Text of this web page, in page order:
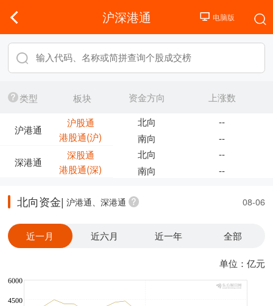
沪深港通
类型 板块
沪港通
沪股通
港股通(沪)
深港通
深股通
港股通(深)
资金方向
上涨数
北向
--
南向
--
北向
--
南向
--
北向资金| 沪港通、深港通 08-06
近一月 近六月 近一年 全部
单位：亿元